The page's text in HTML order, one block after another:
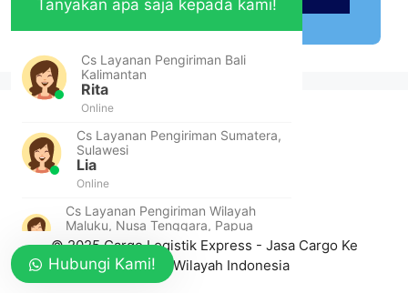
© 2025 Cargo Logistik Express - Jasa Cargo Ke
Seluruh Wilayah Indonesia
Kalimantan
Rita
Online
Sulawesi
Lia
Online
Maluku, Nusa Tenggara, Papua
Yuni
Online
Hubungi Kami!